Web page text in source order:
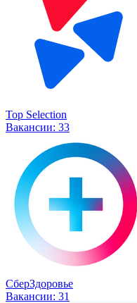
Top Selection
Вакансии: 33
СберЗдоровье
Вакансии: 31